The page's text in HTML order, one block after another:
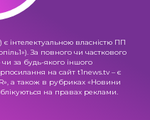
є інтелектуальною власністю ПП
За повного чи часткового
за будь-якого іншого
на сайт t1news.tv – є
а також в рубриках «Новини
на правах реклами.